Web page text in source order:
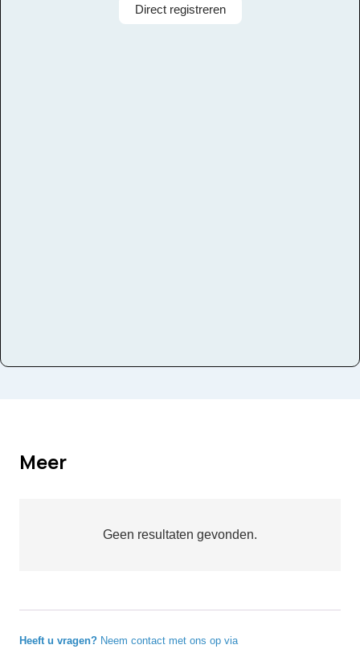
Direct registreren
Otto de Jong
Meer
Geen resultaten gevonden.
Heeft u vragen? Neem contact met ons op via